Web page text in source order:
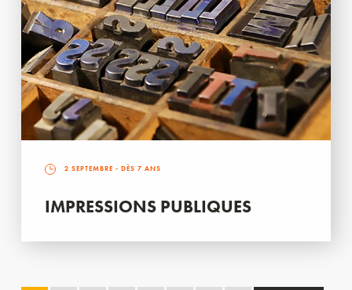
2 SEPTEMBRE - DÈS 7 ANS
IMPRESSIONS PUBLIQUES